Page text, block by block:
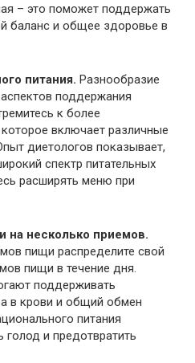
– это поможет поддержать
баланс и общее здоровье в
питания. Разнообразие
поддержания
к более
включает различные
диетологов показывает,
спектр питательных
расширять меню при
на несколько приемов.
пищи распределите свой
пищи в течение дня.
поддерживать
в крови и общий обмен
питания
голод и предотвратить